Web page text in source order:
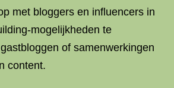
met bloggers en influencers in
mogelijkheden te
of samenwerkingen
content.